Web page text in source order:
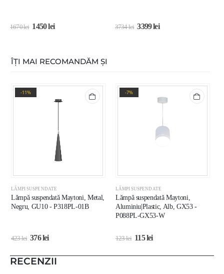
1670lei 1450lei 3734lei 3399lei
ÎȚI MAI RECOMANDĂM ȘI
-11%
LĂMPI SUSPENDATE
Lămpă suspendată Maytoni, Metal,
Negru, GU10 - P318PL-01B
423lei 376lei
-7%
LĂMPI SUSPENDATE
Lămpă suspendată Maytoni,
Aluminiu|Plastic, Alb, GX53 -
P088PL-GX53-W
123lei 115lei
RECENZII